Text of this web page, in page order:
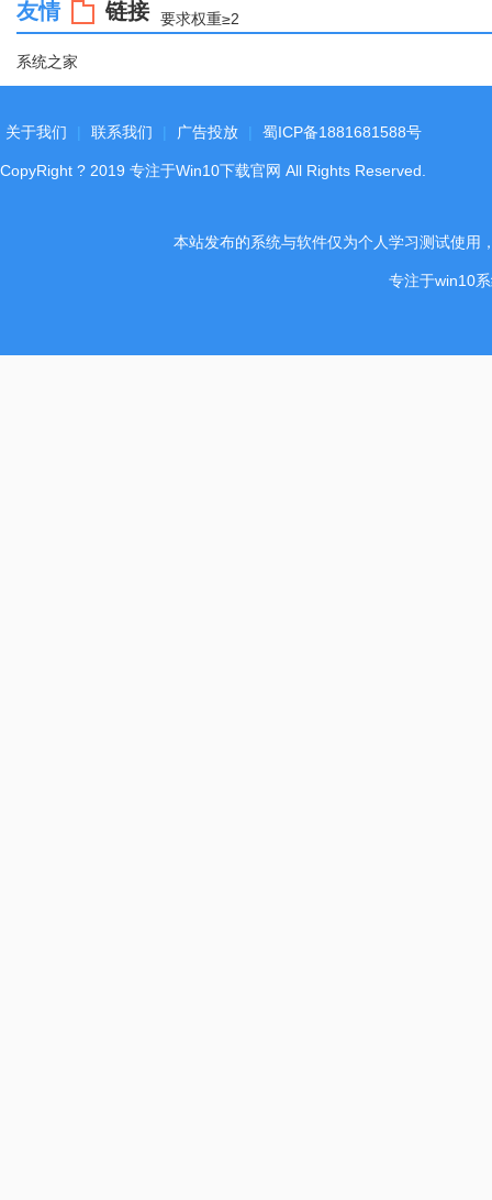
友情 链接 要求权重≥2
系统之家
关于我们 联系我们 广告投放 蜀ICP备1881681588号
CopyRight ? 2019 专注于Win10下载官网 All Rights Reserved.
本站发布的系统与软件仅为个人学习测试使用
专注于win10